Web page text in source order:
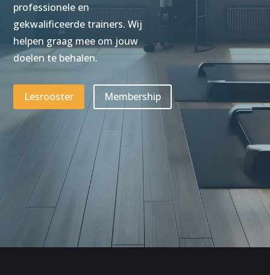
professionele en
gekwalificeerde trainers. Wij
helpen graag mee om jouw
doelen te behalen.
Lesrooster Membership